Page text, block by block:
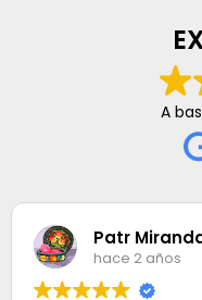
A
Patr
hace 2 años